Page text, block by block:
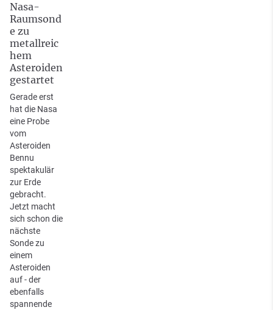
Nasa-
Raumsond
e zu
metallreic
hem
Asteroiden
gestartet
Gerade erst
hat die Nasa
eine Probe
vom
Asteroiden
Bennu
spektakulär
zur Erde
gebracht.
Jetzt macht
sich schon die
nächste
Sonde zu
einem
Asteroiden
auf - der
ebenfalls
spannende